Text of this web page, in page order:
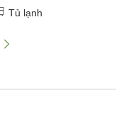
Tủ lạnh